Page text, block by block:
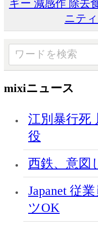
ギー 減感作 除去
ニテ
mixiニュース
江別暴行死
役
西鉄、意図
Japanet 従
ツOK